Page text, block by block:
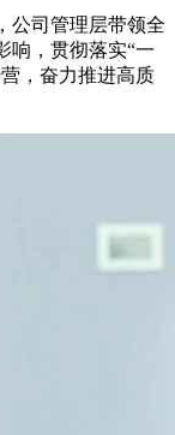
司管理层带领全
响，贯彻落实“一
，奋力推进高质